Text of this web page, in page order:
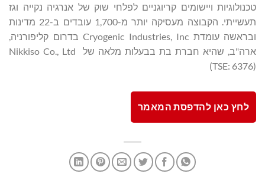
טכנולוגיות ויישומים קריוגניים לפלחי שוק של אנרגיה נקייה וגז
תעשייתי. הקבוצה מעסיקה יותר מ-1,700 עובדים ב-22 מדינות
ובראשה עומדת Cryogenic Industries, Inc בדרום קליפורניה,
ארה"ב, שהיא חברת בת בבעלות מלאה של Nikkiso Co., Ltd
(TSE: 6376)
לחץ כאן להדפסת המאמר